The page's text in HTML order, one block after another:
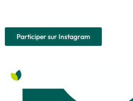
Participer sur Instagram